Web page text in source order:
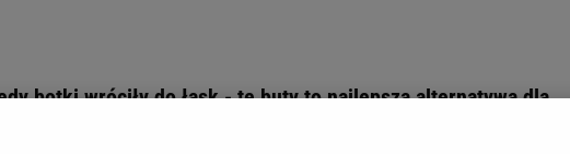
botki wróciły do łask - te buty to najlepsza alternatywa dla
znalazłam modele, na które polują blogerki modowe, i w których